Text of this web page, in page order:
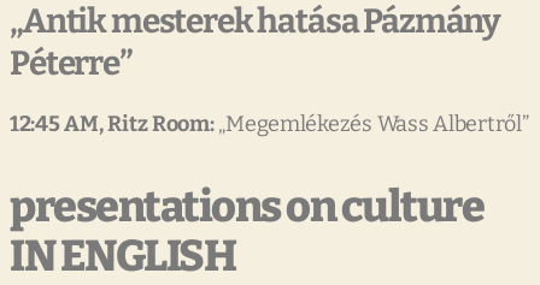
„Antik mesterek hatása Pázmány
Péterre”
12:45AM,RitzRoom:„Megemlékezés Wass Albertről”
presentations on culture
IN ENGLISH